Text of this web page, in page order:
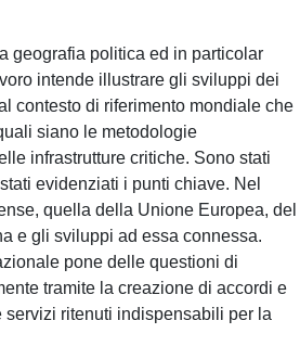
geografia politica ed in particolar
intende illustrare gli sviluppi dei
contesto di riferimento mondiale che
siano le metodologie
infrastrutture critiche. Sono stati
evidenziati i punti chiave. Nel
quella della Unione Europea, del
e gli sviluppi ad essa connessa.
pone delle questioni di
tramite la creazione di accordi e
ritenuti indispensabili per la